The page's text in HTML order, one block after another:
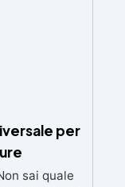
per
sai quale